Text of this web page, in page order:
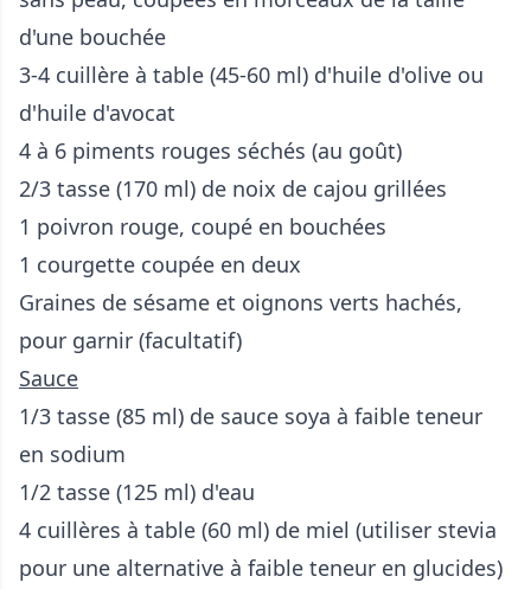
d'une bouchée
3-4 cuillère à table (45-60 ml) d'huile d'olive ou
d'huile d'avocat
4 à 6 piments rouges séchés (au goût)
2/3 tasse (170 ml) de noix de cajou grillées
1 poivron rouge, coupé en bouchées
1 courgette coupée en deux
Graines de sésame et oignons verts hachés,
pour garnir (facultatif)
Sauce
1/3 tasse (85 ml) de sauce soya à faible teneur
en sodium
1/2 tasse (125 ml) d'eau
4 cuillères à table (60 ml) de miel (utiliser stevia
pour une alternative à faible teneur en glucides)